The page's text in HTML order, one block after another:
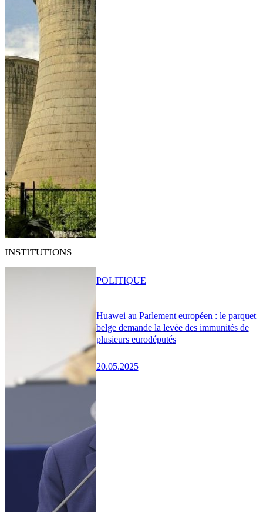
INSTITUTIONS
Huawei au Parlement européen : le parquet
belge demande la levée des immunités de
plusieurs eurodéputés
20.05.2025
POLITIQUE